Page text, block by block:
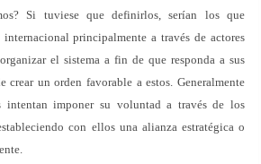
Si tuviese que definirlos, serían los que
principalmente a través de actores
el sistema a fin de que responda a sus
crear un orden favorable a estos. Generalmente
intentan imponer su voluntad a través de los
con ellos una alianza estratégica o